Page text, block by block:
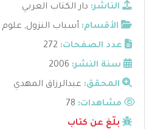
الناشر: دار الكتاب العربي
الأقسام: أسباب النزول, علوم
عدد الصفحات: 272
سنة النشر: 2006
المحقق: عبدالرزاق المهدي
مشاهدات:
بلّغ عن كتاب